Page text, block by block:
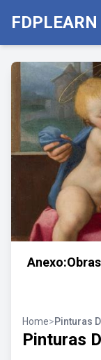
FDPLEARN
Home>Pinturas
Pinturas